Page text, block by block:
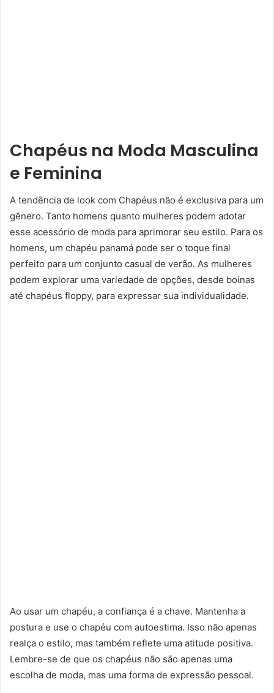
Chapéus na Moda Masculina
e Feminina
A tendência de look com Chapéus não é exclusiva para um
gênero. Tanto homens quanto mulheres podem adotar
esse acessório de moda para aprimorar seu estilo. Para os
homens, um chapéu panamá pode ser o toque final
perfeito para um conjunto casual de verão. As mulheres
podem explorar uma variedade de opções, desde boinas
até chapéus floppy, para expressar sua individualidade.
Ao usar um chapéu, a confiança é a chave. Mantenha a
postura e use o chapéu com autoestima. Isso não apenas
realça o estilo, mas também reflete uma atitude positiva.
Lembre-se de que os chapéus não são apenas uma
escolha de moda, mas uma forma de expressão pessoal.